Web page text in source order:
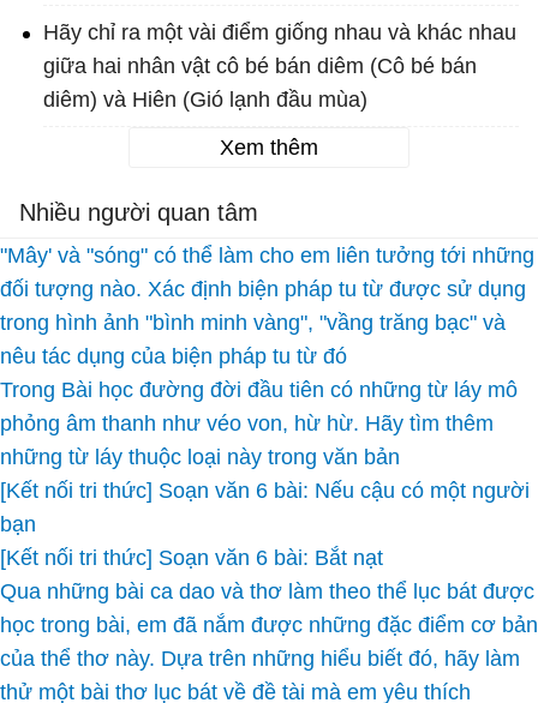
Hãy chỉ ra một vài điểm giống nhau và khác nhau
giữa hai nhân vật cô bé bán diêm (Cô bé bán
diêm) và Hiên (Gió lạnh đầu mùa)
Xem thêm
Nhiều người quan tâm
"Mây' và "sóng" có thể làm cho em liên tưởng tới những
đối tượng nào. Xác định biện pháp tu từ được sử dụng
trong hình ảnh "bình minh vàng", "vầng trăng bạc" và
nêu tác dụng của biện pháp tu từ đó
Trong Bài học đường đời đầu tiên có những từ láy mô
phỏng âm thanh như véo von, hừ hừ. Hãy tìm thêm
những từ láy thuộc loại này trong văn bản
[Kết nối tri thức] Soạn văn 6 bài: Nếu cậu có một người
bạn
[Kết nối tri thức] Soạn văn 6 bài: Bắt nạt
Qua những bài ca dao và thơ làm theo thể lục bát được
học trong bài, em đã nắm được những đặc điểm cơ bản
của thể thơ này. Dựa trên những hiểu biết đó, hãy làm
thử một bài thơ lục bát về đề tài mà em yêu thích